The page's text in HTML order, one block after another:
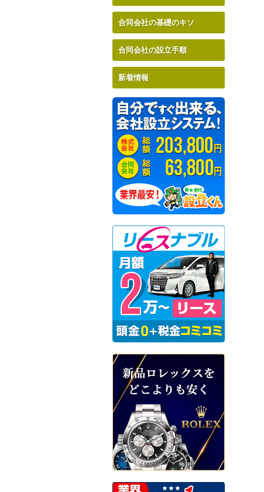
合同会社の基礎のキソ
合同会社の設立手順
新着情報